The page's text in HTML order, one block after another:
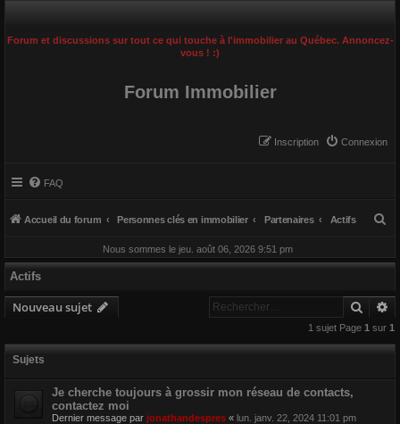
Forum et discussions sur tout ce qui touche à l'immobilier au Québec. Annoncez-
vous ! :)
Forum Immobilier
Connexion
Inscription
FAQ
Accueil du forum Personnes clés en immobilier Partenaires Actifs
c
r
c
Nous sommes le jeu. août 06, 2026 9:51 pm
Actifs
Nouveau sujet
1 sujet Page 1sur 1
Sujets
Je cherche toujours à grossir mon réseau de contacts,
contactez moi
Dernier message par jonathandespres « lun. janv. 22, 2024 11:01 pm